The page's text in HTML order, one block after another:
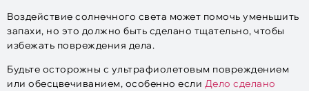
Воздействие солнечного света может помочь уменьшить
запахи, но это должно быть сделано тщательно, чтобы
избежать повреждения дела.
Будьте осторожны с ультрафиолетовым повреждением
или обесцвечиванием, особенно если Дело сделано